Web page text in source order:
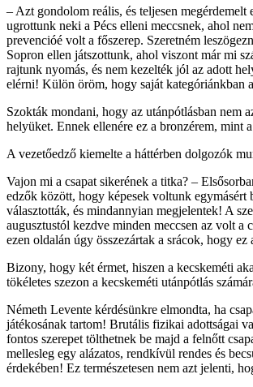
– Azt gondolom reális, és teljesen
ugrottunk neki a Pécs elleni meccsnek, ahol
prevencióé volt a főszerep. Szeretném
Sopron ellen játszottunk, ahol viszont már mi
rajtunk nyomás, és nem kezelték jól az adott
elérni! Külön öröm, hogy saját kategóriánkban
Szokták mondani, hogy az utánpótlásban nem
helyüket. Ennek ellenére ez a bronzérem, mint
A vezetőedző kiemelte a háttérben dolgozók
Vajon mi a csapat sikerének a titka? –
edzők között, hogy képesek voltunk egymásért
választották, és mindannyian megjelentek! A
augusztustól kezdve minden meccsen az volt
ezen oldalán úgy összezártak a srácok, hogy
Bizony, hogy két érmet, hiszen a kecskeméti
tökéletes szezon a kecskeméti utánpótlás
Németh Levente kérdésünkre elmondta, ha
játékosának tartom! Brutális fizikai adottságai
fontos szerepet tölthetnek be majd a felnőtt
mellesleg egy alázatos, rendkívül rendes és
érdekében! Ez természetesen nem azt jelenti,